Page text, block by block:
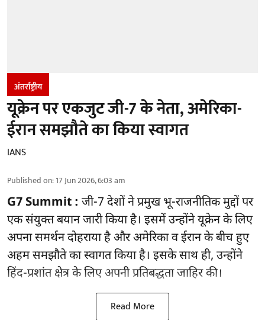
अंतर्राष्ट्रीय
यूक्रेन पर एकजुट जी-7 के नेता, अमेरिका-
ईरान समझौते का किया स्वागत
IANS
Published on:17 Jun 2026, 6:03 am
G7 Summit : जी-7 देशों ने प्रमुख भू-राजनीतिक मुद्दों पर
एक संयुक्त बयान जारी किया है। इसमें उन्होंने यूक्रेन के लिए
अपना समर्थन दोहराया है और अमेरिका व ईरान के बीच हुए
अहम समझौते का स्वागत किया है। इसके साथ ही, उन्होंने
हिंद-प्रशांत क्षेत्र के लिए अपनी प्रतिबद्धता जाहिर की।
Read More